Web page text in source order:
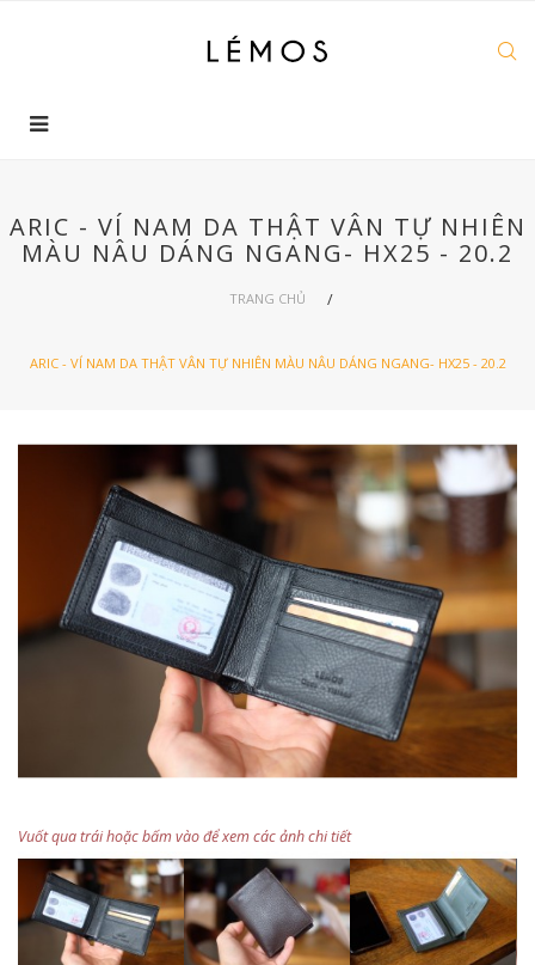
ARIC - VÍ NAM DA THẬT VÂN TỰ NHIÊN
MÀU NÂU DÁNG NGANG- HX25 - 20.2
TRANG CHỦ
ARIC - VÍ NAM DA THẬT VÂN TỰ NHIÊN MÀU NÂU DÁNG NGANG- HX25 - 20.2
Vuốt qua trái hoặc bấm vào để xem các ảnh chi tiết